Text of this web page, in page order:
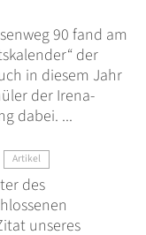
90 fand am
der
in diesem Jahr
der Irena-
dabei. ...
Artikel
des
unseres